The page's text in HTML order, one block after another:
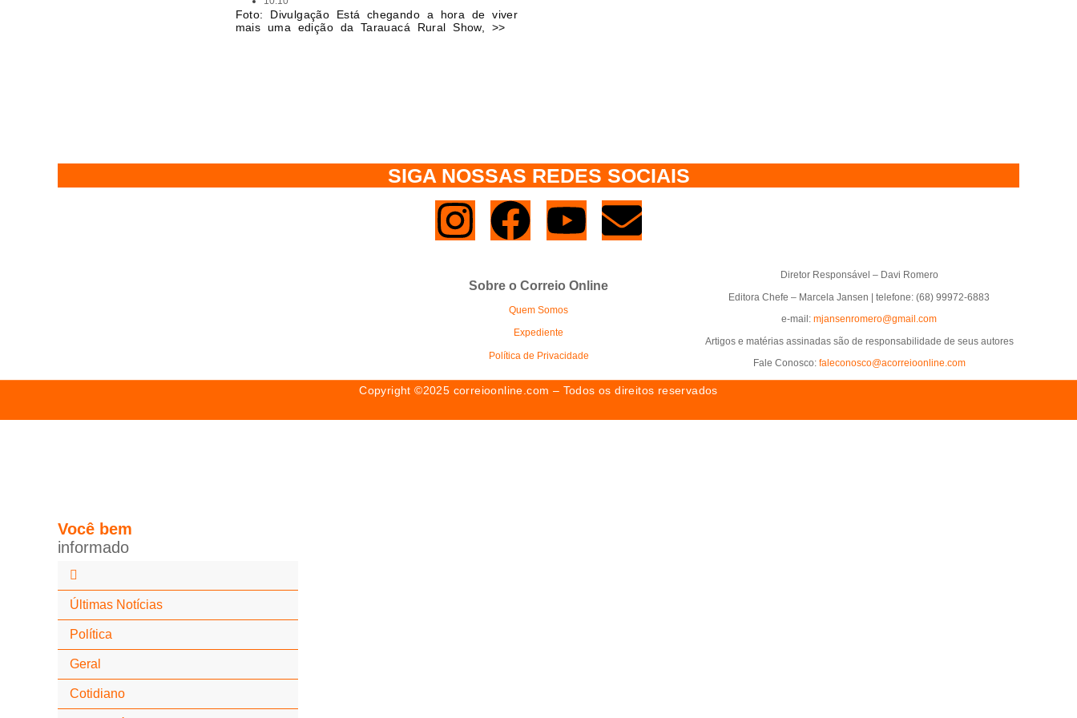
Foto: Divulgação Está chegando a hora de viver
mais uma edição da Tarauacá Rural Show, >>
SIGA NOSSAS REDES SOCIAIS
Sobre o Correio Online
Quem Somos
Expediente
Política de Privacidade
Diretor Responsável – Davi Romero
Editora Chefe – Marcela Jansen | telefone: (68) 99972-6883
e-mail: mjansenromero@gmail.com
Artigos e matérias assinadas são de responsabilidade de seus autores
Fale Conosco: faleconosco@acorreioonline.com
Copyright ©2025 correioonline.com – Todos os direitos reservados
Você bem
informado
Últimas Notícias
Política
Geral
Cotidiano